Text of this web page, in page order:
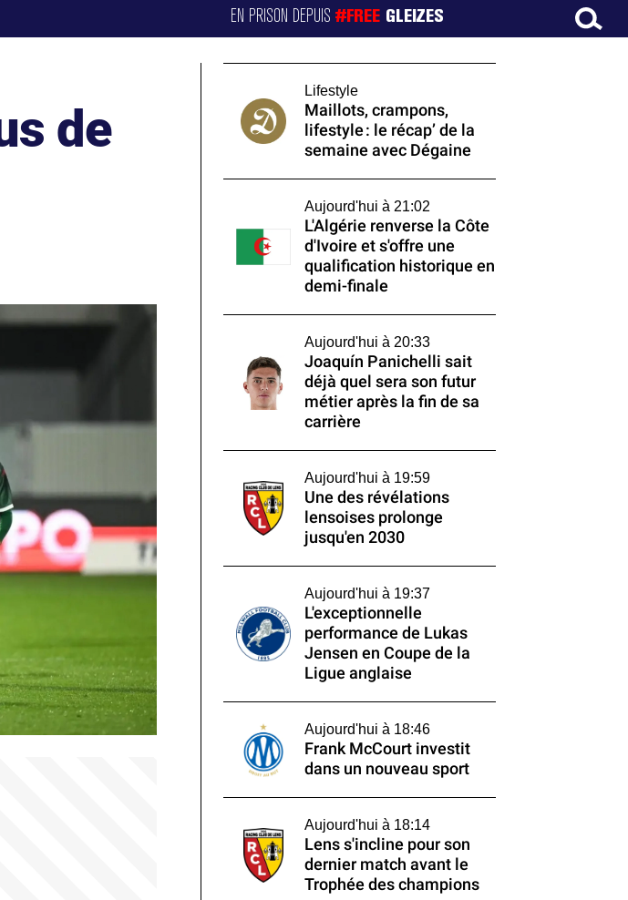
EN PRISON DEPUIS#FREE GLEIZES
de
Lifestyle
Maillots, crampons,
lifestyle : le récap’ de la
semaine avec Dégaine
Aujourd'hui à 21:02
L'Algérie renverse la Côte
d'Ivoire et s'offre une
qualification historique en
demi-finale
Aujourd'hui à 20:33
Joaquín Panichelli sait
déjà quel sera son futur
métier après la fin de sa
carrière
Aujourd'hui à 19:59
Une des révélations
lensoises prolonge
jusqu'en 2030
Aujourd'hui à 19:37
L'exceptionnelle
performance de Lukas
Jensen en Coupe de la
Ligue anglaise
Aujourd'hui à 18:46
Frank McCourt investit
dans un nouveau sport
Aujourd'hui à 18:14
Lens s'incline pour son
dernier match avant le
Trophée des champions